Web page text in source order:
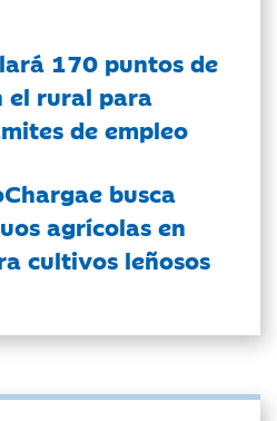
170 puntos de
el rural para
de empleo
busca
agrícolas en
cultivos leñosos